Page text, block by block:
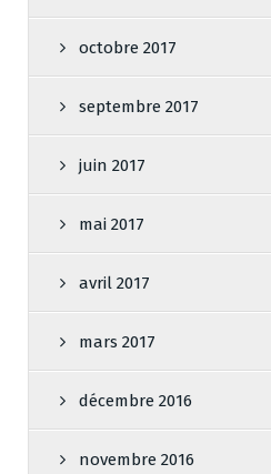
octobre 2017
septembre 2017
juin 2017
mai 2017
avril 2017
mars 2017
décembre 2016
novembre 2016